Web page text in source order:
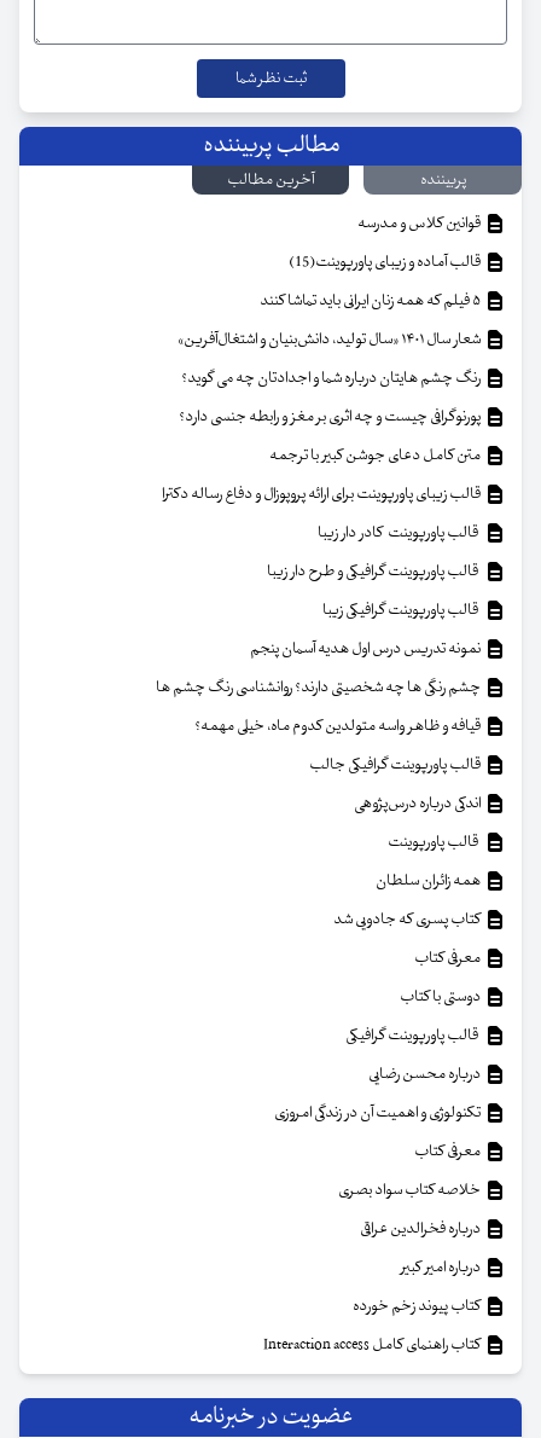
مطالب پربیننده
پربیننده
آخرین مطالب
قوانین کلاس و مدرسه
قالب آماده و زیبای پاورپوینت(15)
شعار سال ۱۴۰۱ «سال تولید، دانش‌بنیان و اشتغال‌آفرین»
رنگ چشم هایتان درباره شما و اجدادتان چه می گوید؟
پورنوگرافی چیست و چه اثری بر مغز و رابطه جنسی دارد؟
متن کامل دعای جوشن کبیر با ترجمه
قالب زیبای پاورپوینت برای ارائه پروپوزال و دفاع رساله دکترا
قالب پاورپوینت کادر دار زیبا
قالب پاورپوینت گرافیکی و طرح دار زیبا
قالب پاورپوینت گرافیکی زیبا
نمونه تدریس درس اول هدیه آسمان پنجم
چشم رنگی ها چه شخصیتی دارند؟ روانشناسی رنگ چشم ها
قیافه و ظاهر واسه متولدین کدوم ماه، خیلی مهمه؟
قالب پاورپوینت گرافیکی جالب
اندکی درباره درس‌پژوهی
قالب پاورپوینت
همه زائران سلطان
کتاب پسری که جادویی شد
معرفی کتاب
دوستی با کتاب
قالب پاورپوینت گرافیکی
درباره محسن رضایی
تکنولوژی و اهمیت آن در زندگی امروزی
معرفی کتاب
خلاصه کتاب سواد بصری
درباره فخرالدین عراقی
درباره امیر کبیر
کتاب پیوند زخم خورده
کتاب راهنمای کامل Interaction access
عضویت در خبرنامه